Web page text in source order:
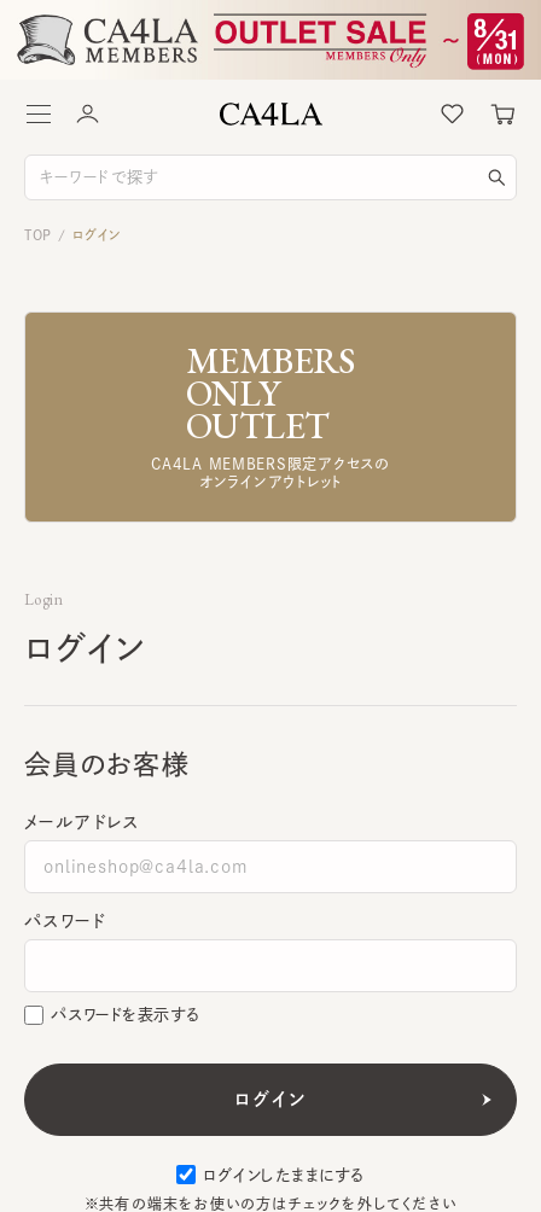
TOP / ログイン
MEMBERS
ONLY
OUTLET
CA4LA MEMBERS限定アクセスの
オンラインアウトレット
Login
ログイン
会員のお客様
メールアドレス
パスワード
パスワードを表示する
ログインしたままにする
※共有の端末をお使いの方はチェックを外してください